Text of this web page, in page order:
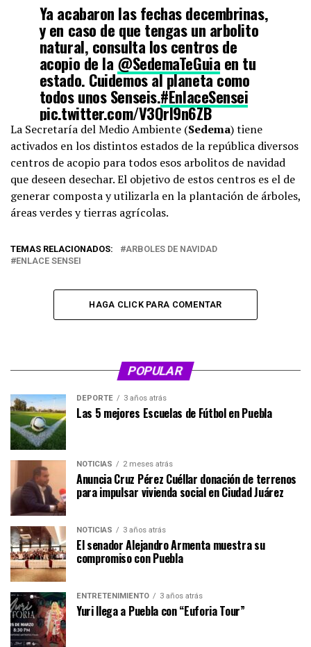
Ya acabaron las fechas decembrinas,
y en caso de que tengas un arbolito
natural, consulta los centros de
acopio de la @SedemaTeGuia en tu
estado. Cuidemos al planeta como
todos unos Senseis.#EnlaceSensei
pic.twitter.com/V3QrI9n6ZB
— Enlace Sensei (@EnlaceSensei) January 7, 2022
La Secretaría del Medio Ambiente (Sedema) tiene
activados en los distintos estados de la república diversos
centros de acopio para todos esos arbolitos de navidad
que deseen desechar. El objetivo de estos centros es el de
generar composta y utilizarla en la plantación de árboles,
áreas verdes y tierras agrícolas.
TEMAS RELACIONADOS:
ARBOLES DE NAVIDAD
ENLACE SENSEI
HAGA CLICK PARA COMENTAR
POPULAR
DEPORTE 3 años atrás
Las 5 mejores Escuelas de Fútbol en Puebla
NOTICIAS 2 meses atrás
Anuncia Cruz Pérez Cuéllar donación de terrenos
para impulsar vivienda social en Ciudad Juárez
NOTICIAS 3 años atrás
El senador Alejandro Armenta muestra su
compromiso con Puebla
ENTRETENIMIENTO 3 años atrás
Yuri llega a Puebla con “Euforia Tour”